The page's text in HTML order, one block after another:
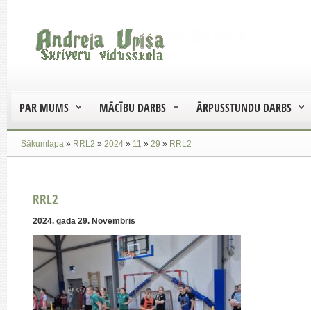
PAR MUMS MĀCĪBU DARBS ĀRPUSSTUNDU DARBS
Sākumlapa » RRL2 » 2024 » 11 » 29 » RRL2
RRL2
2024. gada 29. Novembris